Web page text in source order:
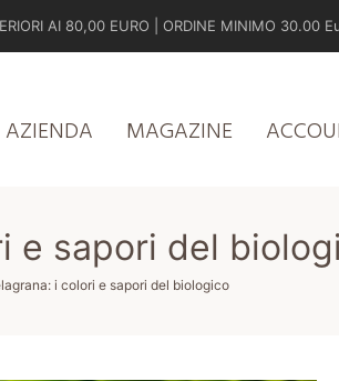
AI 80,00 EURO | ORDINE MINIMO 30.00
AZIENDA MAGAZINE
e sapori del
i colori e sapori del biologico